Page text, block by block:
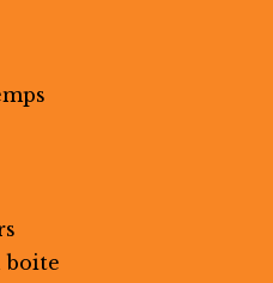
boite